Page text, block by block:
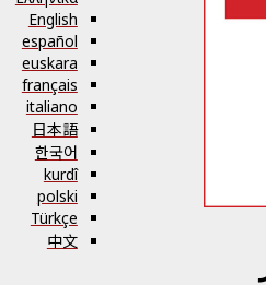
English
español
euskara
français
italiano
日本語
한국어
kurdî
polski
Türkçe
中文